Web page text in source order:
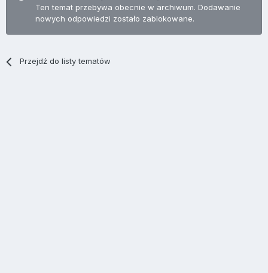
Ten temat przebywa obecnie w archiwum. Dodawanie
nowych odpowiedzi zostało zablokowane.
Przejdź do listy tematów